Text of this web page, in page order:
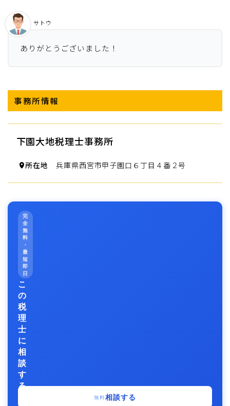
ありがとうございました！
サトウ
事務所情報
下園大地税理士事務所
所在地 兵庫県西宮市甲子園口６丁目４番２号
完
全
無
料
・
最
短
即
日
こ
の
税
理
士
に
相
談
す
る
無料相談する